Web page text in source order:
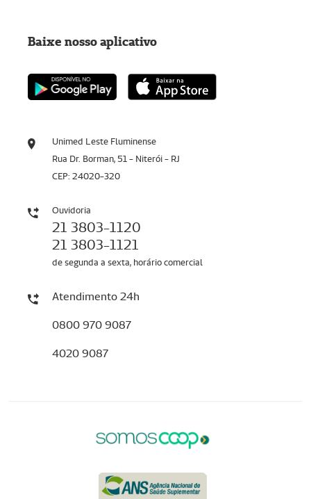
Unimed Leste Fluminense
Rua Dr. Borman, 51 - Niterói - RJ
CEP: 24020-320
Ouvidoria
21 3803-1120
21 3803-1121
de segunda a sexta, horário comercial
Atendimento 24h
0800 970 9087
4020 9087
Baixe nosso aplicativo